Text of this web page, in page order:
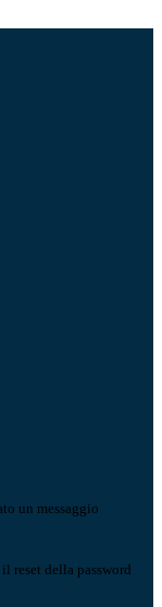
un messaggio
reset della password